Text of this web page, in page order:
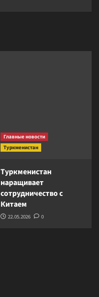
Главные новости
Туркменистан
Туркменистан
наращивает
сотрудничество с
Китаем
22.05.2026 0